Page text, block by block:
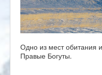
Одно из мест обитания
Правые Богуты.